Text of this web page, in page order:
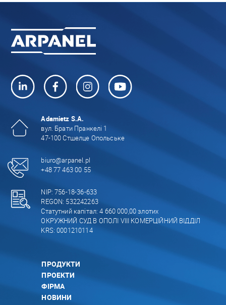
Adamietz S.A.
вул. Брати Пранкелі 1
47-100 Стшелце Опольське
biuro@arpanel.pl
+48 77 463 00 55
NIP: 756-18-36-633
REGON: 532242263
Статутний капітал: 4 660 000,00 злотих
ОКРУЖНИЙ СУД В ОПОЛІ VIII КОМЕРЦІЙНИЙ ВІДДІЛ
KRS: 0001210114
ПРОДУКТИ
ПРОЕКТИ
ФІРМА
НОВИНИ